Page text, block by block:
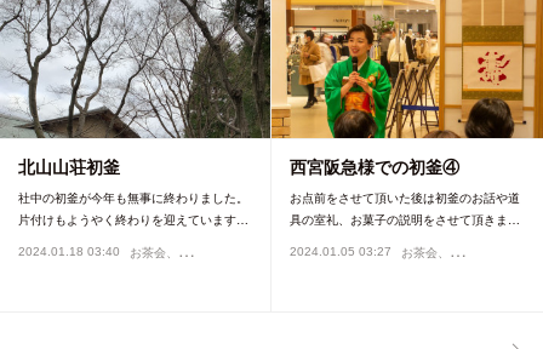
北山山荘初釜
社中の初釜が今年も無事に終わりました。
片付けもようやく終わりを迎えています…
2024.01.18 03:40 お
茶会、イベント
西宮阪急様での初釜④
お点前をさせて頂いた後は初釜のお話や道
具の室礼、お菓子の説明をさせて頂きま…
2024.01.05 03:27 お
茶会、イベント